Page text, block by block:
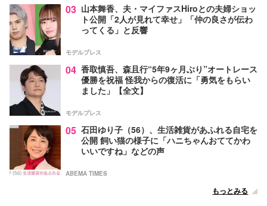
03 山本舞香、夫・マイファスHiroとの夫婦ショッ
ト公開「2人が見れて幸せ」「仲の良さが伝わ
ってくる」と反響
モデルプレス
04 香取慎吾、森且行“5年9ヶ月ぶり”オートレース
優勝を祝福 怪我からの復活に「勇気をもらい
ました」【全文】
モデルプレス
05 石田ゆり子（56）、生活雑貨があふれる自宅を
公開 飼い猫の様子に「ハニちゃんおててかわ
いいですね」などの声
ABEMA TIMES
もっとみる